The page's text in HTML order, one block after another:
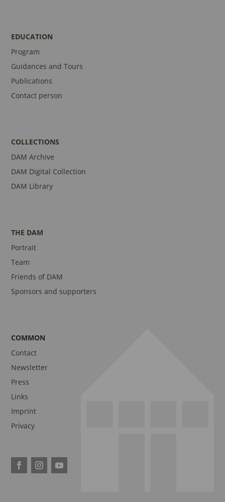
EDUCATION
Program
Guidances and Tours
Publications
Contact person
COLLECTIONS
DAM Archive
DAM Digital Collection
DAM Library
THE DAM
Portrait
Team
Friends of DAM
Sponsors and supporters
COMMON
Contact
Newsletter
Press
Links
Imprint
Privacy